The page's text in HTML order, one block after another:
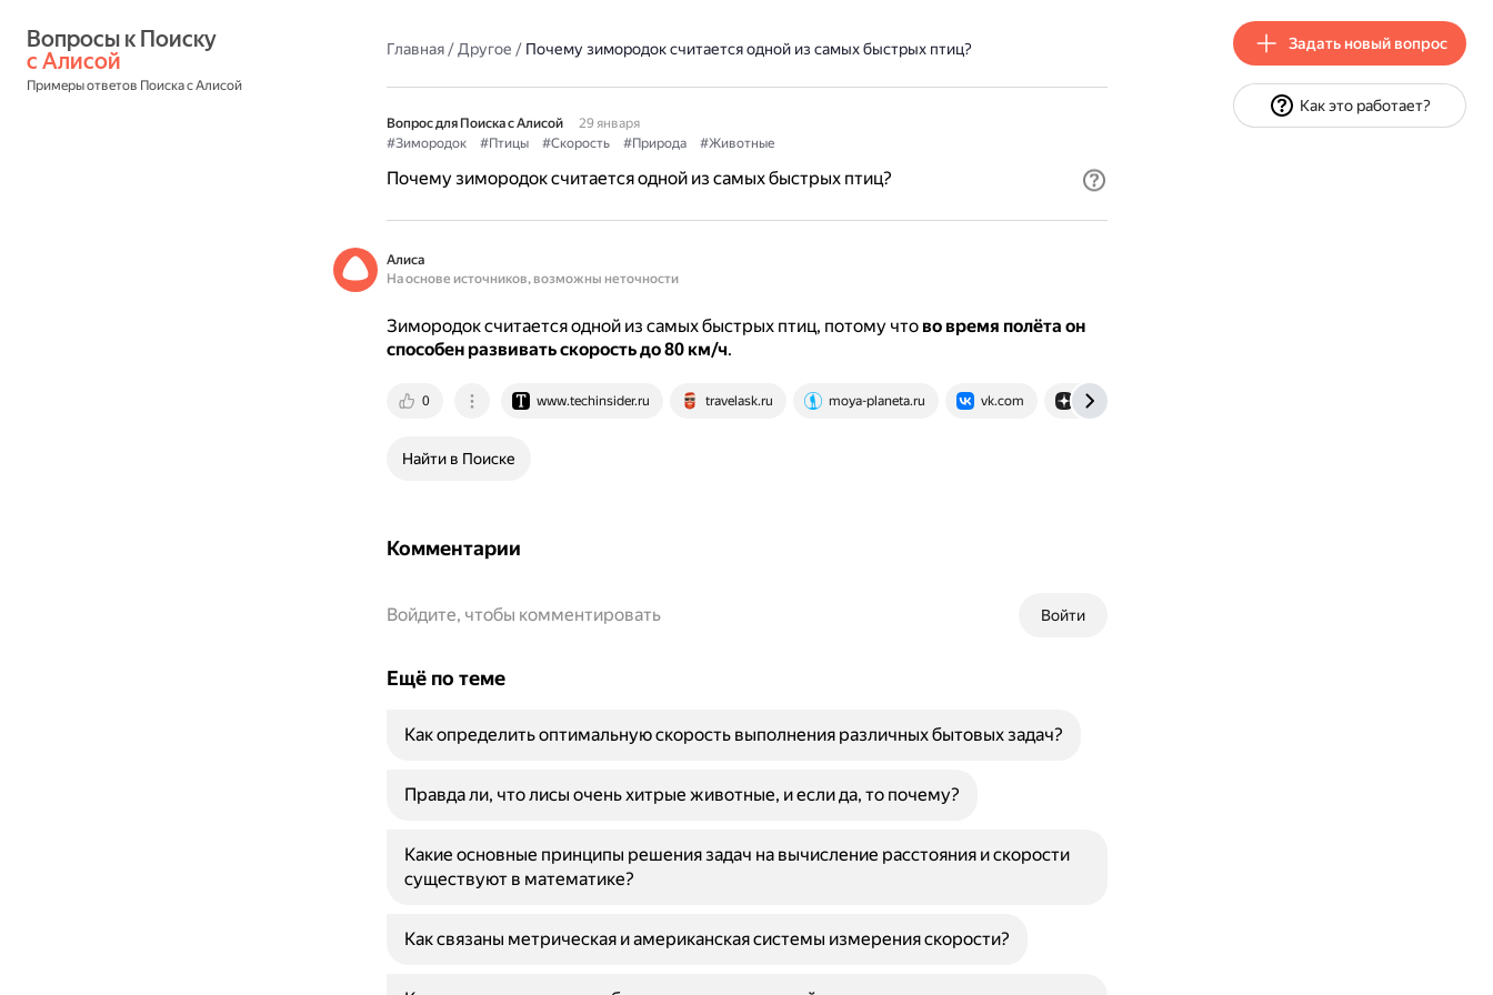
с Алисой
Примеры ответов Поиска с Алисой
Главная/Другое / Почему зимородок считается одной из самых быстрых птиц?
Вопрос для Поиска с Алисой
29 января
#Зимородок
#Птицы #Скорость #Природа #Животные
Почему зимородок считается одной из самых быстрых птиц?
Алиса
На основе источников, возможны неточности
Зимородок считается одной из самых быстрых птиц, потому что во время полёта он
способен развивать скорость до 80 км/ч.
0 www.techinsider.ru travelask.ru moya-planeta.ru vk.com dzen.ru
Найти в Поиске
Комментарии
Войти
Войдите, чтобы комментировать
Ещё по теме
Как определить оптимальную скорость выполнения различных бытовых задач?
Правда ли, что лисы очень хитрые животные, и если да, то почему?
Какие основные принципы решения задач на вычисление расстояния и скорости
существуют в математике?
Как связаны метрическая и американская системы измерения скорости?
Задать новый вопрос
Как это работает?